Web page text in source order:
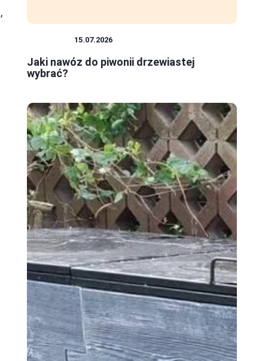
15.07.2026
Jaki nawóz do piwonii drzewiastej
wybrać?